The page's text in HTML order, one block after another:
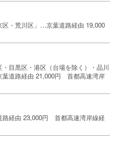
区・荒川区」…京葉道路経由 19,000
・目黒区・港区（台場を除く）・品川
道路経由 21,000円 首都高速湾岸
路経由 23,000円 首都高速湾岸線経